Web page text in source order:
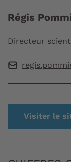
Régis
Directeur
Visiter le